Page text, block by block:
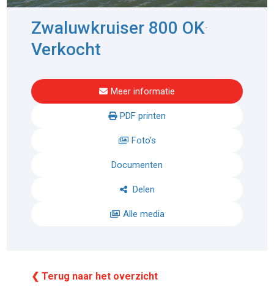
Zwaluwkruiser 800 OK-
Verkocht
Meer informatie
PDF printen
Foto's
Documenten
Delen
Alle media
❮ Terug naar het overzicht